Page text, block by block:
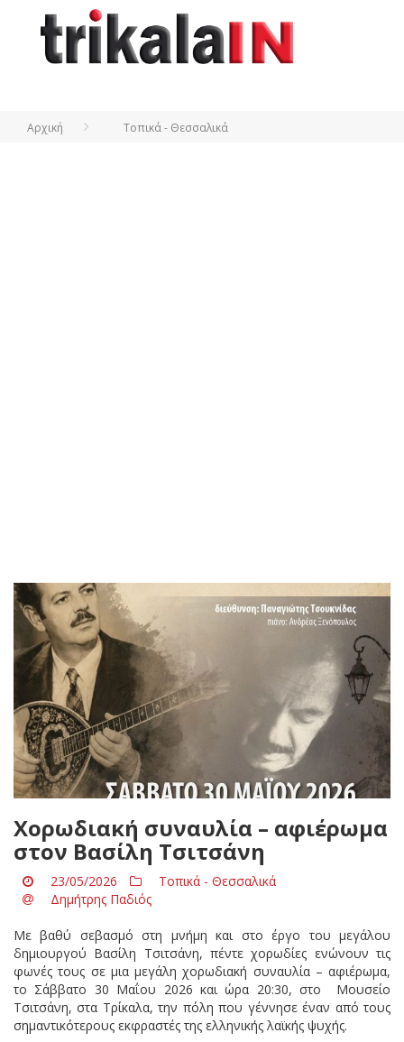
Αρχική Τοπικά - Θεσσαλικά
Χορωδιακή συναυλία – αφιέρωμα
στον Βασίλη Τσιτσάνη
23/05/2026
Τοπικά - Θεσσαλικά
Δημήτρης Παδιός
Με βαθύ σεβασμό στη μνήμη και στο έργο του μεγάλου
δημιουργού Βασίλη Τσιτσάνη, πέντε χορωδίες ενώνουν τις
φωνές τους σε μια μεγάλη χορωδιακή συναυλία – αφιέρωμα,
το Σάββατο 30 Μαΐου 2026 και ώρα 20:30, στο Μουσείο
Τσιτσάνη, στα Τρίκαλα, την πόλη που γέννησε έναν από τους
σημαντικότερους εκφραστές της ελληνικής λαϊκής ψυχής.